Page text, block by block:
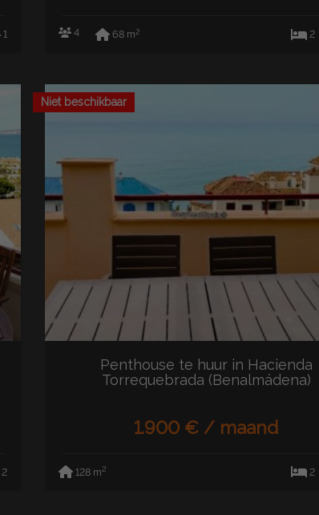
1 4 68 m2 2
2
Niet beschikbaar
Penthouse te huur in Hacienda
Torrequebrada (Benalmádena)
1.900 € / maand
128 m2 2